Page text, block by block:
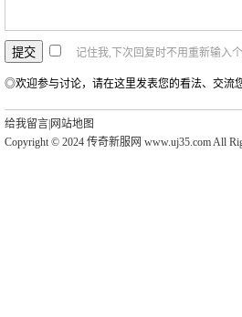
记住我,下次回复时不用重新输入
◎欢迎参与讨论，请在这里发表您的看法、交流
给我留言 网站地图
Copyright © 2024 传奇新服网 www.uj35.com All